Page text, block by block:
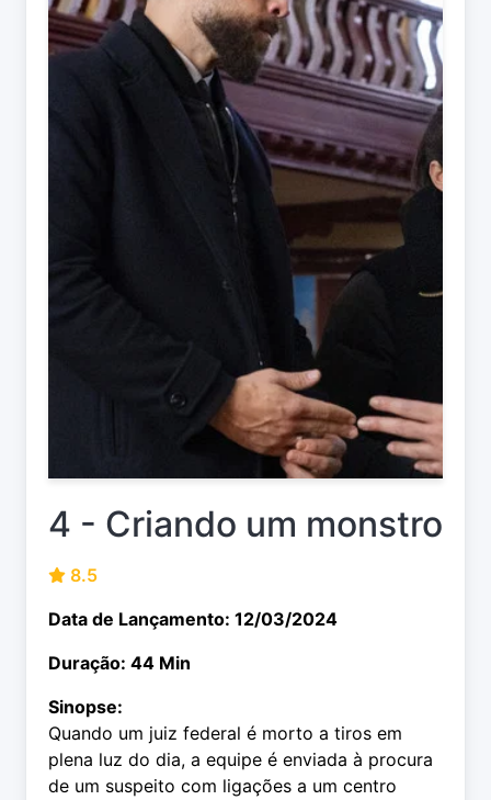
4 - Criando um monstro
8.5
Data de Lançamento: 12/03/2024
Duração: 44 Min
Sinopse:
Quando um juiz federal é morto a tiros em
plena luz do dia, a equipe é enviada à procura
de um suspeito com ligações a um centro